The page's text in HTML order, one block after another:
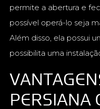
permite a abertura e
possível operá-lo seja
Além disso, ela possui
possibilita uma
PERSIANA